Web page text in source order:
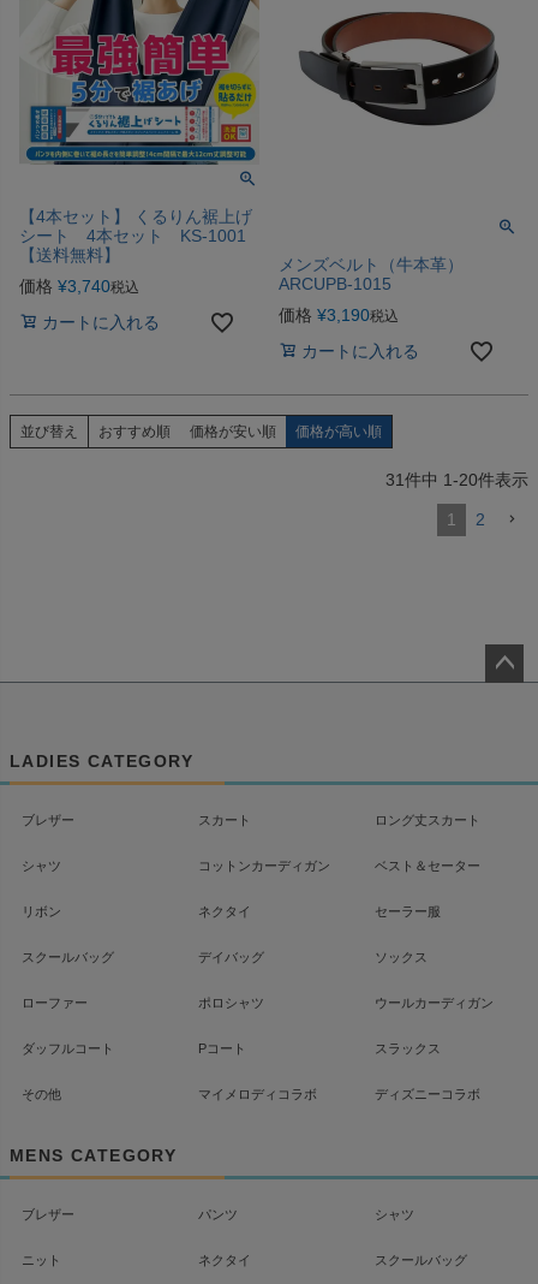
【4本セット】 くるりん裾上げ
シート 4本セット KS-1001
【送料無料】
価格 ¥3,740税込
カートに入れる
メンズベルト（牛本革）
ARCUPB-1015
価格 ¥3,190税込
カートに入れる
並び替え おすすめ順 価格が安い順 価格が高い順
31件中 1-20件表示
1 2
LADIES CATEGORY
ブレザー スカート ロング丈スカート
シャツ コットンカーディガン ベスト＆セーター
リボン ネクタイ セーラー服
スクールバッグ デイバッグ ソックス
ローファー ポロシャツ ウールカーディガン
ダッフルコート Pコート スラックス
その他 マイメロディコラボ ディズニーコラボ
MENS CATEGORY
ブレザー パンツ シャツ
ニット ネクタイ スクールバッグ